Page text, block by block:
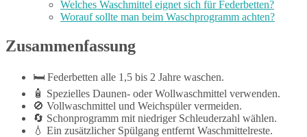
Welches Waschmittel eignet sich für Federbetten?
Worauf sollte man beim Waschprogramm achten?
Zusammenfassung
🛏️ Federbetten alle 1,5 bis 2 Jahre waschen.
🧴 Spezielles Daunen- oder Wollwaschmittel verwenden.
🚫 Vollwaschmittel und Weichspüler vermeiden.
🔄 Schonprogramm mit niedriger Schleuderzahl wählen.
💧 Ein zusätzlicher Spülgang entfernt Waschmittelreste.